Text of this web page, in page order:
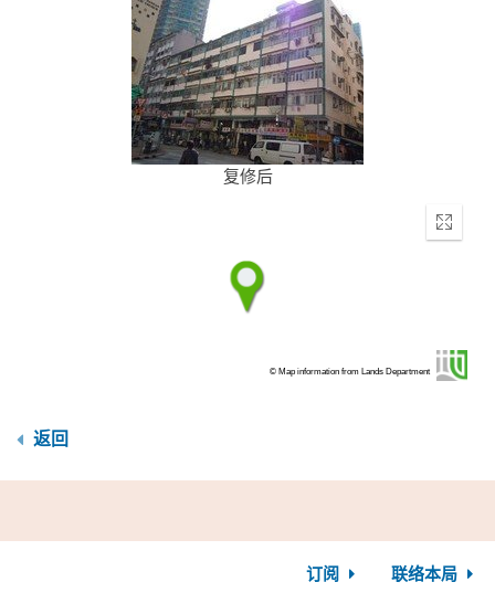
复修后
Enter
© Map information from Lands Department
返回
订阅 联络本局